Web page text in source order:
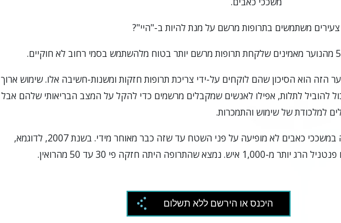
משתמשים בתרופות מרשם על מנת להיות ב-"היי"?
הזה הוא הסיכון שהם לוקחים על-ידי צריכת תרופות חזקות ומשנות-חשיבה אלו. שימוש ארוך
להוביל לתלות, אפילו לאנשים שמקבלים מרשמים כדי להקל על המצב הבריאותי שלהם אבל
למלכודת של שימוש והתמכרות.
במספר מקרים, הסכנה במשככי כאבים לא מופיעה על פני השטח עד שזה כבר מאוחר מידי. בשנת 2007, לדוגמא,
שהתרופה היתה חזקה פי 30 עד 50 מהרואין.
היכנס או הירשם ללא תשלום